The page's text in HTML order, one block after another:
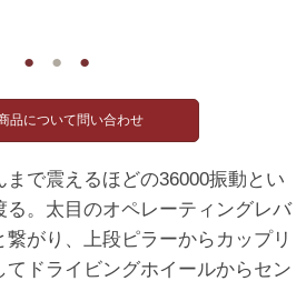
● ● ●
で震えるほどの36000振動とい
る。太目のオペレーティングレバ
がり、上段ピラーからカップリ
てドライビングホイールからセン